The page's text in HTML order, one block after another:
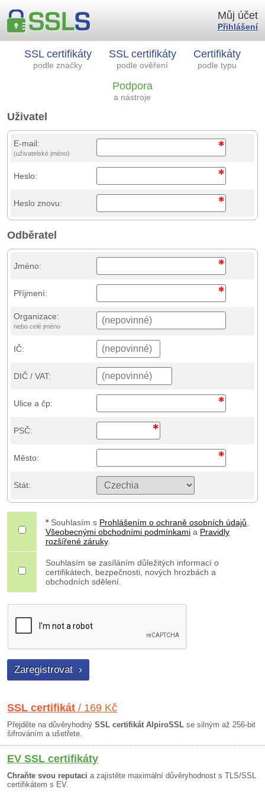
SSL certifikáty
podle značky
SSL certifikáty
podle ověření
Certifikáty
podle typu
Podpora
a nástroje
Můj účet
Přihlášení
Uživatel
E-mail:
(uživatelské jméno)
Heslo:
Heslo znovu:
Odběratel
Jméno:
Příjmení:
Organizace:
nebo celé jméno
IČ:
DIČ / VAT:
Ulice a čp:
PSČ:
Město:
Stát:
* Souhlasím s Prohlášením o ochraně osobních údajů
Všeobecnými obchodními podmínkami a Pravidly
rozšířené záruky.
Souhlasím se zasíláním důležitých informací o
certifikátech, bezpečnosti, nových hrozbách a
obchodních sdělení.
SSL certifikát / 169 Kč
Přejděte na důvěryhodný SSL certifikát AlpiroSSL se silným až 256-bit
šifrováním a ušetřete.
EV SSL certifikáty
Chraňte svou reputaci a zajistěte maximální důvěryhodnost s TLS/SSL
certifikátem s EV.